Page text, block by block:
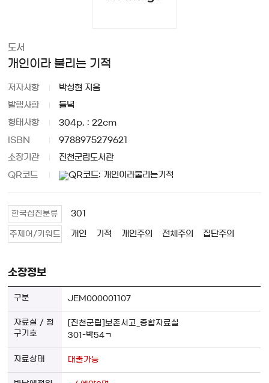
도서
개인이라 불리는 기적
저자사항 박성현 지음
발행사항 들녘
형태사항 304p. : 22cm
ISBN 9788975279621
소장기관 진천군립도서관
QR코드
한국십진분류 301
주제어/키워드 개인 기적 개인주의 전체주의 집단주의
소장정보
JEM000001107
[진천군립]보존서고_종합자료실
301-박54ㄱ
대출가능